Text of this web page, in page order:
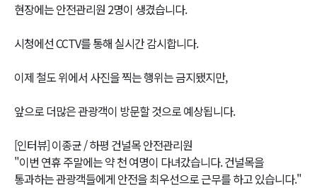
현장에는 안전관리원 2명이 생겼습니다.
시청에선 CCTV를 통해 실시간 감시합니다.
이제 철도 위에서 사진을 찍는 행위는 금지됐지만,
앞으로 더많은 관광객이 방문할 것으로 예상됩니다.
[인터뷰] 이종균 / 하평 건널목 안전관리원
"이번 연휴 주말에는 약 천 여명이 다녀갔습니다. 건널목을
통과하는 관광객들에게 안전을 최우선으로 근무를 하고 있습니다."